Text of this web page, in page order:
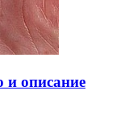
и описание